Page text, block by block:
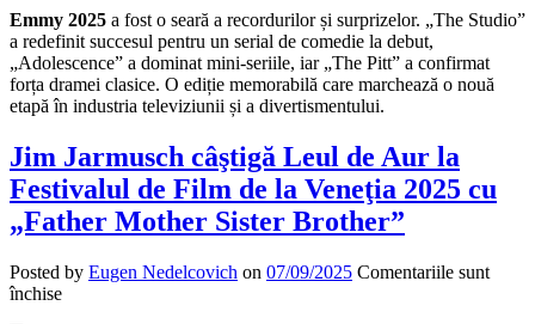
Emmy 2025 a fost o seară a recordurilor și surprizelor. „The Studio”
a redefinit succesul pentru un serial de comedie la debut,
„Adolescence” a dominat mini-seriile, iar „The Pitt” a confirmat
forța dramei clasice. O ediție memorabilă care marchează o nouă
etapă în industria televiziunii și a divertismentului.
Jim Jarmusch câştigă Leul de Aur la
Festivalul de Film de la Veneţia 2025 cu
„Father Mother Sister Brother”
Posted by Eugen Nedelcovich on 07/09/2025 Comentariile sunt
închisepentru